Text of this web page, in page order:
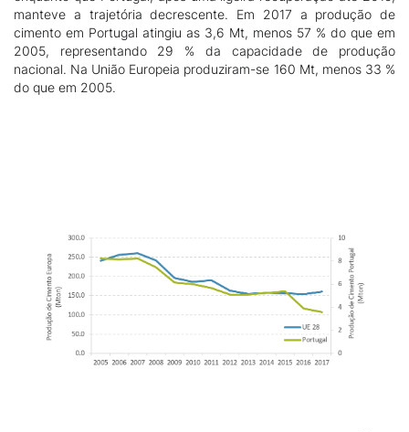
manteve a trajetória decrescente. Em 2017 a produção de
cimento em Portugal atingiu as 3,6 Mt, menos 57 % do que em
2005, representando 29 % da capacidade de produção
nacional. Na União Europeia produziram-se 160 Mt, menos 33 %
do que em 2005.